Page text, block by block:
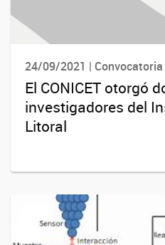
24/09/2021 | Convocatoria
El CONICET otorgó
investigadores del
Litoral